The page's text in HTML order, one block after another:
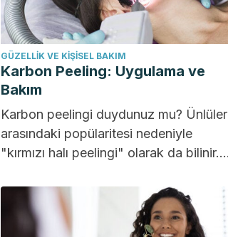
GÜZELLIK VE KIŞISEL BAKIM
Karbon Peeling: Uygulama ve
Bakım
Karbon peelingi duydunuz mu? Ünlüler
arasındaki popülaritesi nedeniyle
"kırmızı halı peelingi" olarak da bilinir.